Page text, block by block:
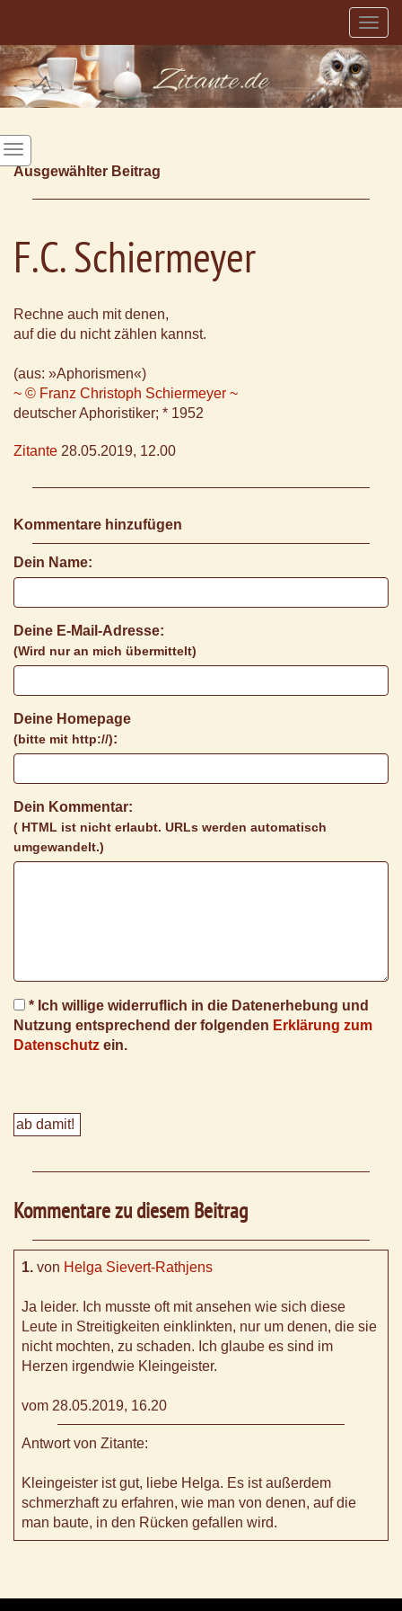
Ausgewählter Beitrag
F.C. Schiermeyer
Rechne auch mit denen,
auf die du nicht zählen kannst.
(aus: »Aphorismen«)
~ © Franz Christoph Schiermeyer ~
deutscher Aphoristiker; * 1952
Zitante 28.05.2019, 12.00
Kommentare hinzufügen
Dein Name:
Deine E-Mail-Adresse:
(Wird nur an mich übermittelt)
Deine Homepage
(bitte mit http://):
Dein Kommentar:
( HTML ist nicht erlaubt. URLs werden automatisch
umgewandelt.)
* Ich willige widerruflich in die Datenerhebung und
Nutzung entsprechend der folgenden Erklärung zum
Datenschutz ein.
Kommentare zu diesem Beitrag
1. von Helga Sievert-Rathjens
Ja leider. Ich musste oft mit ansehen wie sich diese
Leute in Streitigkeiten einklinkten, nur um denen, die sie
nicht mochten, zu schaden. Ich glaube es sind im
Herzen irgendwie Kleingeister.
vom 28.05.2019, 16.20
Antwort von Zitante:
Kleingeister ist gut, liebe Helga. Es ist außerdem
schmerzhaft zu erfahren, wie man von denen, auf die
man baute, in den Rücken gefallen wird.